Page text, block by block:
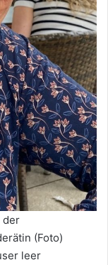
der
(Foto)
leer